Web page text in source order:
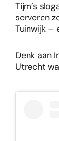
Tijm’s
serveren
Tuinwijk –
Denk aan
Utrecht